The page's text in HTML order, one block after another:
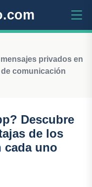
privados en
comunicación
Descubre
de los
cada uno